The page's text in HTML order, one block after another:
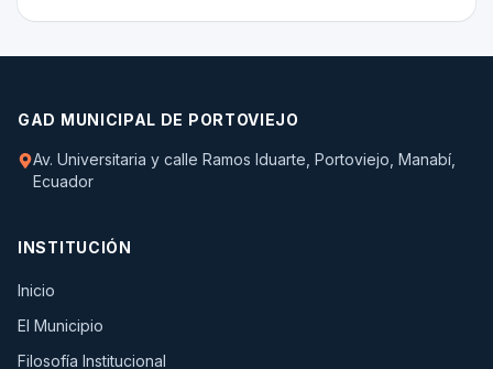
GAD MUNICIPAL DE PORTOVIEJO
Av. Universitaria y calle Ramos Iduarte, Portoviejo, Manabí,
Ecuador
INSTITUCIÓN
Inicio
El Municipio
Filosofía Institucional